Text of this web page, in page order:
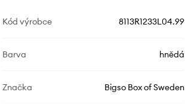
Kód výrobce 8113R1233L04.99
Barva hnědá
Značka Bigso Box of Sweden